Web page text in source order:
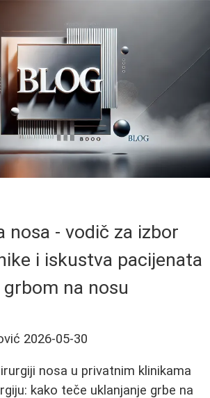
nosa - vodič za izbor
i iskustva pacijenata
grbom na nosu
2026-05-30
nosa u privatnim klinikama
kako teče uklanjanje grbe na